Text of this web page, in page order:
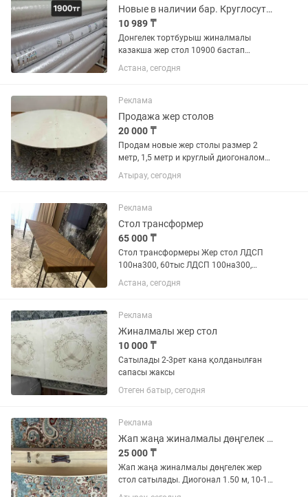
(ТОРТБҰРЫШ)...
Новые в наличии бар. Круглосуточно Доставка Астана
10 989 ₸
Донгелек тортбурыш жиналмалы
казакша жер стол 10900 бастап
Круглосуточно Доставка через яндекс
индрайвер Ред рассрочка бар Астана
Астана, сегодня
Реклама
Продажа жер столов
20 000 ₸
Продам новые жер столы размер 2
метр, 1,5 метр и круглый диогоналом
1,3 метр. Складывается как чемодан.
Атырау, сегодня
Реклама
Стол трансформер
65 000 ₸
Стол трансформеры Жер стол ЛДСП
100на300, 60тыс ЛДСП 100на300,
65тыс ЛДСП с мет ножками. 100на300,
85тыс ЛДСП с мет ножками 100на400,
100на400, 130тыс Круглый стол...
Астана, сегодня
Реклама
Жиналмалы жер стол
10 000 ₸
Сатылады 2-3рет кана қолданылған
сапасы жаксы
Отеген батыр, сегодня
Реклама
Жап жаңа жиналмалы дөңгелек жер стол сатылады. Диог1.50 м, 10-12 адамдық
25 000 ₸
Жап жаңа жиналмалы дөңгелек жер
стол сатылады. Диогонал 1.50 м, 10-12
адам сияды.